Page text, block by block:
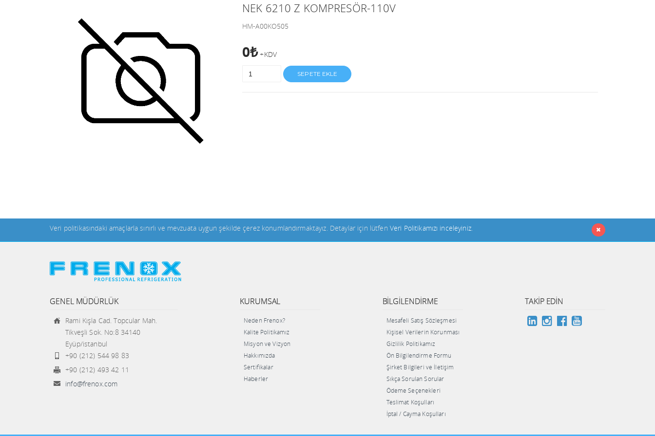
NEK 6210 Z KOMPRESÖR-110V
HM-A00KO505
0₺+KDV
SEPETE EKLE
Veri politikasındaki amaçlarla sınırlı ve mevzuata uygun şekilde çerez konumlandırmaktayız. Detaylar için lütfen Veri Politikamızı inceleyiniz.
GENEL MÜDÜRLÜK
Rami Kışla Cad. Topcular Mah.
Tikveşli Sok. No:8 34140
Eyüp/istanbul
+90 (212) 544 98 83
+90 (212) 493 42 11
info@frenox.com
KURUMSAL
Neden Frenox?
Kalite Politikamız
Misyon ve Vizyon
Hakkımızda
Sertifikalar
Haberler
BILGILENDIRME
Mesafeli Satış Sözleşmesi
Kişisel Verilerin Korunması
Gizlilik Politikamız
Ön Bilgilendirme Formu
Şirket Bilgileri ve İletişim
Sıkça Sorulan Sorular
Ödeme Seçenekleri
Teslimat Koşulları
İptal / Cayma Koşulları
TAKIP EDIN